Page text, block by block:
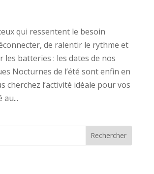
qui ressentent le besoin
de ralentir le rythme et
les batteries : les dates de nos
Nocturnes de l’été sont enfin en
cherchez l’activité idéale pour vos
au...
Rechercher